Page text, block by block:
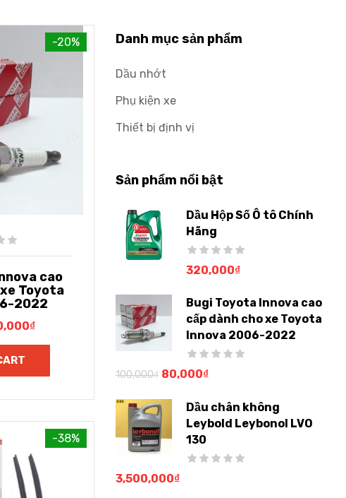
-20%
cao
Toyota
2022
₫
-38%
Danh mục sản phẩm
Dầu nhớt
Phụ kiện xe
Thiết bị định vị
Sản phẩm nổi bật
Dầu Hộp Số Ô tô Chính
Hãng
320,000₫
Bugi Toyota Innova cao
cấp dành cho xe Toyota
Innova 2006-2022
100,000₫ 80,000₫
Dầu chân không
Leybold Leybonol LVO
130
3,500,000₫